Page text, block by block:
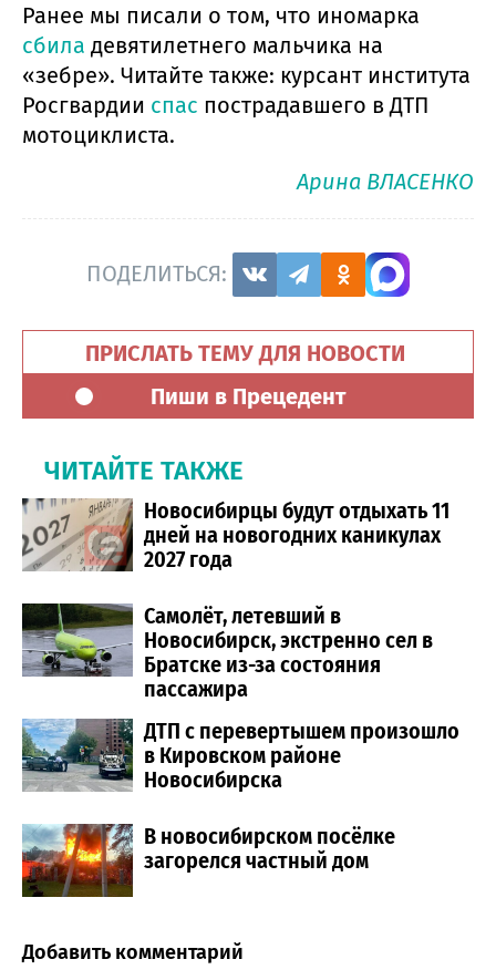
Ранее мы писали о том, что иномарка
сбила девятилетнего мальчика на
«зебре». Читайте также: курсант института
Росгвардии спас пострадавшего в ДТП
мотоциклиста.
Арина ВЛАСЕНКО
ПОДЕЛИТЬСЯ:
ПРИСЛАТЬ ТЕМУ ДЛЯ НОВОСТИ
Пиши в Прецедент
ЧИТАЙТЕ ТАКЖЕ
Новосибирцы будут отдыхать 11
дней на новогодних каникулах
2027 года
Самолёт, летевший в
Новосибирск, экстренно сел в
Братске из-за состояния
пассажира
ДТП с перевертышем произошло
в Кировском районе
Новосибирска
В новосибирском посёлке
загорелся частный дом
Comment section
Добавить комментарий